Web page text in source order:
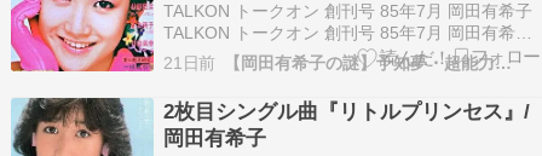
TALKON トークオン 創刊号 85年7月 岡田有希子
TALKON トークオン 創刊号 85年7月 岡田有希子
荻野目洋子 松本典子 斉藤由貴 本田美奈子 浅香唯
歌手 六本木純情 ダンシングヒー...続きを読む >>
21日前 【岡田有希子の謎】予知夢・超能力…
2枚目シングル曲『リトルプリンセス』/
岡田有希子